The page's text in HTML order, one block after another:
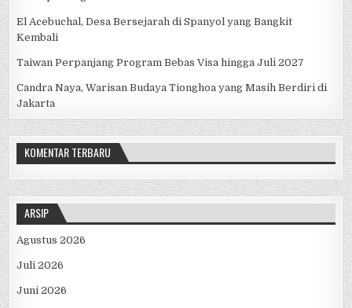
El Acebuchal, Desa Bersejarah di Spanyol yang Bangkit
Kembali
Taiwan Perpanjang Program Bebas Visa hingga Juli 2027
Candra Naya, Warisan Budaya Tionghoa yang Masih Berdiri di
Jakarta
KOMENTAR TERBARU
ARSIP
Agustus 2026
Juli 2026
Juni 2026